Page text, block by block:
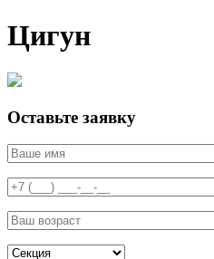
Цигун
Оставьте заявку